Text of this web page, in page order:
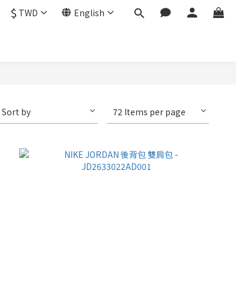
$ TWD English
Sort by 72 Items per page